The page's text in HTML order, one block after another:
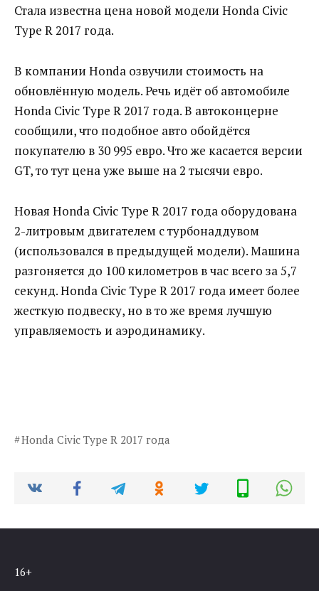
Стала известна цена новой модели Honda Civic
Type R 2017 года.
В компании Honda озвучили стоимость на
обновлённую модель. Речь идёт об автомобиле
Honda Civic Type R 2017 года. В автоконцерне
сообщили, что подобное авто обойдётся
покупателю в 30 995 евро. Что же касается версии
GT, то тут цена уже выше на 2 тысячи евро.
Новая Honda Civic Type R 2017 года оборудована
2-литровым двигателем с турбонаддувом
(использовался в предыдущей модели). Машина
разгоняется до 100 километров в час всего за 5,7
секунд. Honda Civic Type R 2017 года имеет более
жесткую подвеску, но в то же время лучшую
управляемость и аэродинамику.
Honda Civic Type R 2017 года
16+